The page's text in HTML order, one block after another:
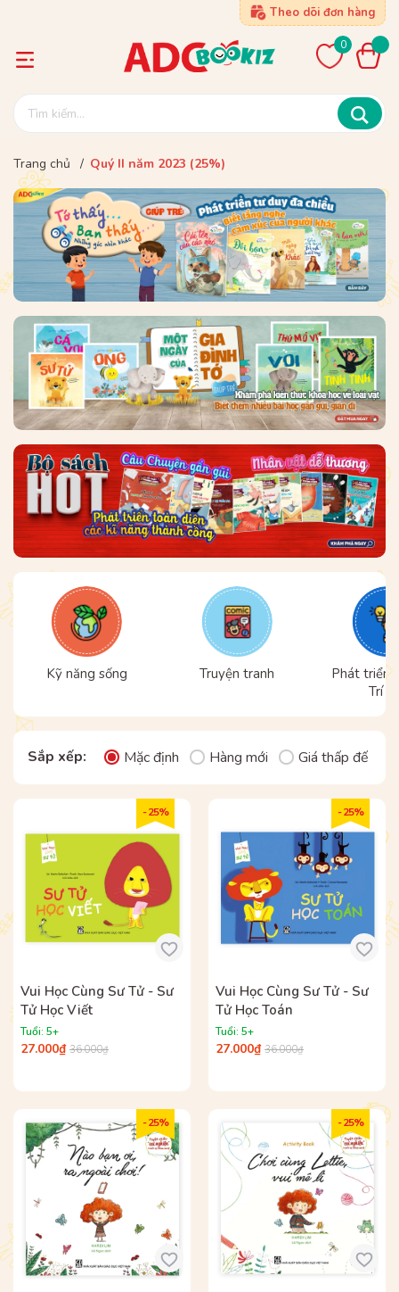
Theo dõi đơn hàng
0
Trang chủ / Quý II năm 2023 (25%)
Kỹ năng sống Truyện tranh
Phát triển
Trí
Sắp xếp: Mặc định Hàng mới Giá thấp đến
- 25%
Vui Học Cùng Sư Tử - Sư
Tử Học Viết
Tuổi: 5+
27.000₫ 36.000₫
- 25%
Vui Học Cùng Sư Tử - Sư
Tử Học Toán
Tuổi: 5+
27.000₫ 36.000₫
- 25% - 25%